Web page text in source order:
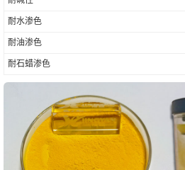
耐水渗色
耐油渗色
耐石蜡渗色